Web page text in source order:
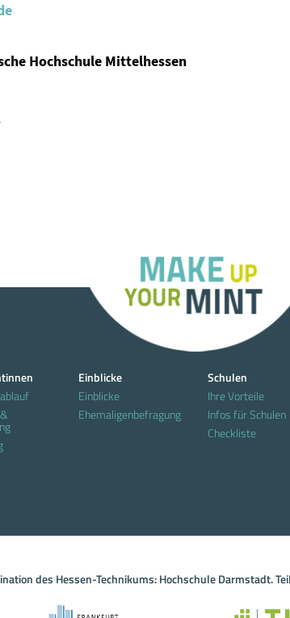
Hochschule Mittelhessen
Einblicke
Einblicke
Ehemaligenbefragung
Schulen
Ihre Vorteile
Infos für Schulen
Checkliste
des Hessen-Technikums: Hochschule Darmstadt.